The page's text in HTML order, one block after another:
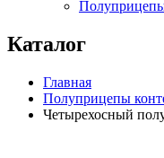
Каталог
Главная
Полуприцепы
Четырехосный